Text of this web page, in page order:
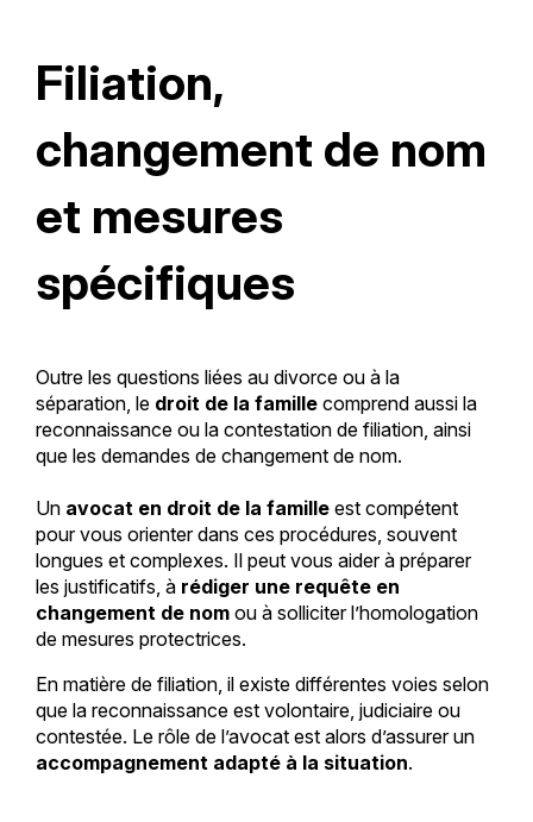
Filiation,
changement de nom
et mesures
spécifiques
Outre les questions liées au divorce ou à la
séparation, le droit de la famillecomprend aussi la
reconnaissance ou la contestation de filiation, ainsi
que les demandes de changement de nom.
Un avocat en droit de la famille est compétent
pour vous orienter dans ces procédures, souvent
longues et complexes. Il peut vous aider à préparer
les justificatifs, à rédiger une requête en
changement de nom ou à solliciter l’homologation
de mesures protectrices.
En matière de filiation, il existe différentes voies selon
que la reconnaissance est volontaire, judiciaire ou
contestée. Le rôle de l’avocat est alors d’assurer un
accompagnement adapté à la situation.